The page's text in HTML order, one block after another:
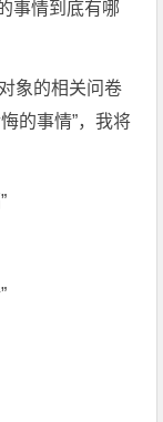
事情到底有哪
象的相关问卷
的事情”，我将